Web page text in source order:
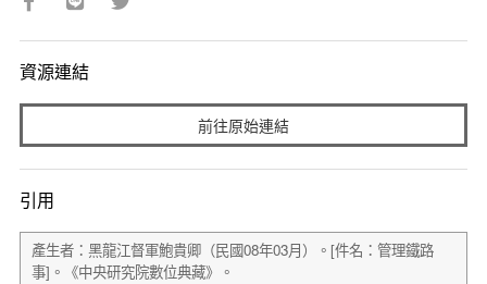
資源連結
前往原始連結
引用